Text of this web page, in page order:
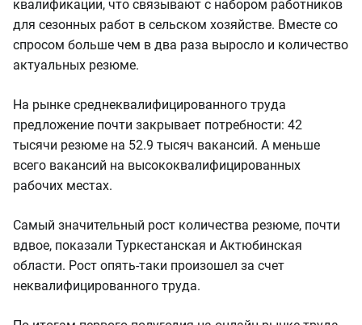
квалификации, что связывают с набором работников
для сезонных работ в сельском хозяйстве. Вместе со
спросом больше чем в два раза выросло и количество
актуальных резюме.
На рынке среднеквалифицированного труда
предложение почти закрывает потребности: 42
тысячи резюме на 52.9 тысяч вакансий. А меньше
всего вакансий на высококвалифицированных
рабочих местах.
Самый значительный рост количества резюме, почти
вдвое, показали Туркестанская и Актюбинская
области. Рост опять-таки произошел за счет
неквалифицированного труда.